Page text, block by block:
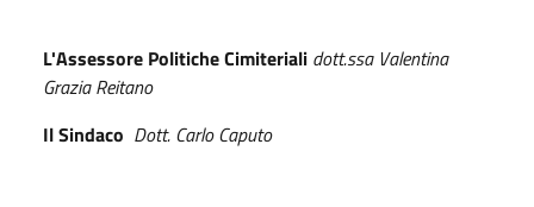
L'Assessore Politiche Cimiteriali dott.ssa Valentina
Grazia Reitano
Il Sindaco Dott. Carlo Caputo